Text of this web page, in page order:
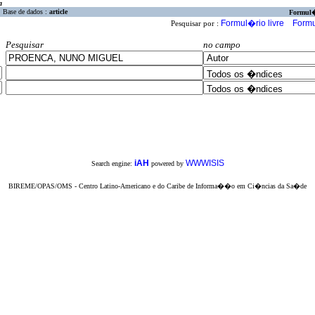
Base de dados : article
Pesquisar por : Formul�rio livre
Pesquisar
no campo
Search engine: iAH powered by WWWISIS
BIREME/OPAS/OMS - Centro Latino-Americano e do Caribe de Informa��o em Ci�ncias da Sa�de